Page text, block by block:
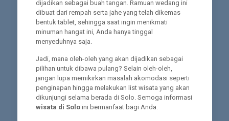
dijadikan sebagai buah tangan. Ramuan wedang ini
dibuat dari rempah serta jahe yang telah dikemas
bentuk tablet, sehingga saat ingin menikmati
minuman hangat ini, Anda hanya tinggal
menyeduhnya saja.
Jadi, mana oleh-oleh yang akan dijadikan sebagai
pilihan untuk dibawa pulang? Selain oleh-oleh,
jangan lupa memikirkan masalah akomodasi seperti
penginapan hingga melakukan list wisata yang akan
dikunjungi selama berada di Solo. Semoga informasi
wisata di Solo ini bermanfaat bagi Anda.